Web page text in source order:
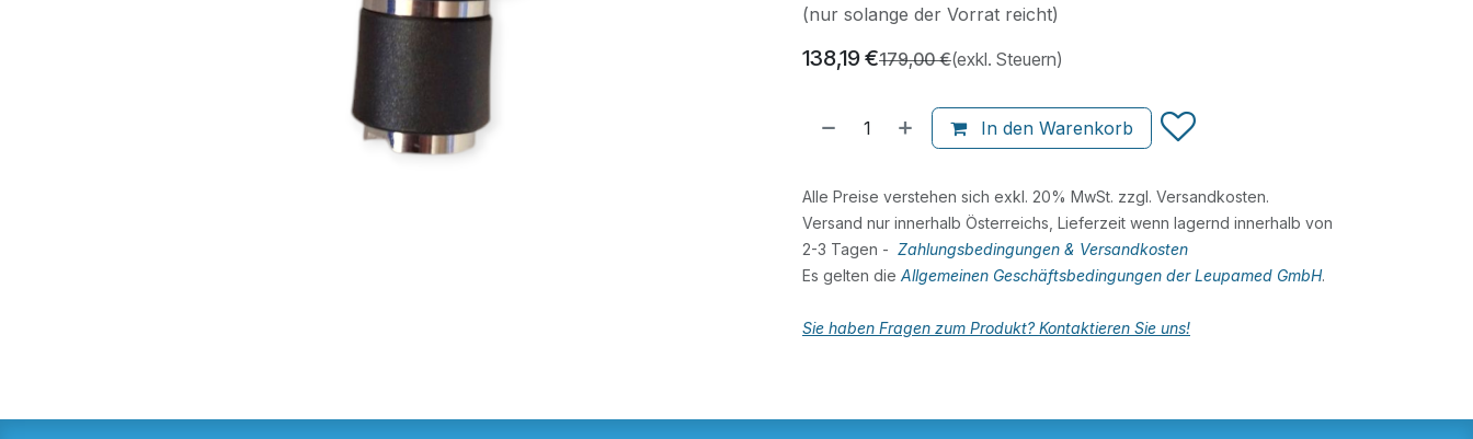
(nur solange der Vorrat reicht)
138,19€179,00€(exkl. Steuern)
In den Warenkorb
Alle Preise verstehen sich exkl. 20% MwSt. zzgl. Versandkosten.
Versand nur innerhalb Österreichs, Lieferzeit wenn lagernd innerhalb von
2-3 Tagen - Zahlungsbedingungen & Versandkosten
Es gelten die Allgemeinen Geschäftsbedingungen der Leupamed GmbH.
Sie haben Fragen zum Produkt? Kontaktieren Sie uns!